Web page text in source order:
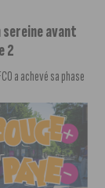
sereine avant
2
a achevé sa phase